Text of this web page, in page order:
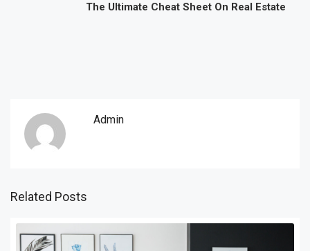
The Ultimate Cheat Sheet On Real Estate
Admin
Related Posts